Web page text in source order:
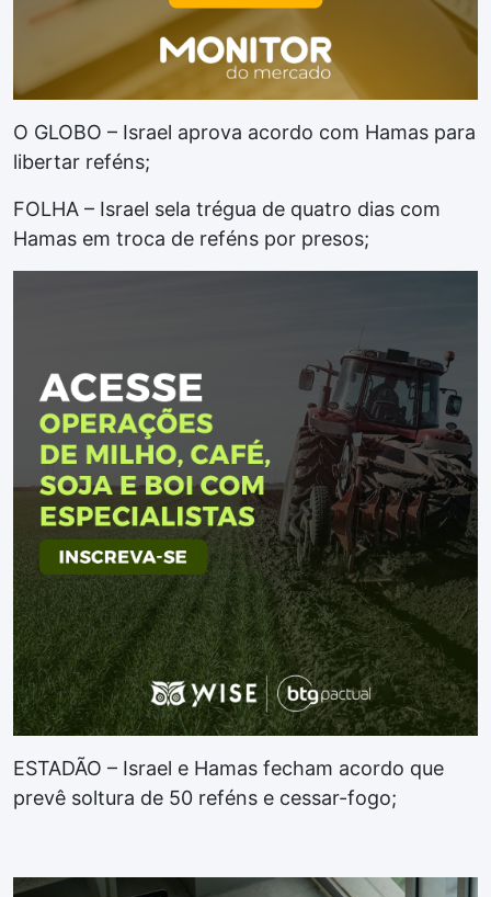
O GLOBO – Israel aprova acordo com Hamas para
libertar reféns;
FOLHA – Israel sela trégua de quatro dias com
Hamas em troca de reféns por presos;
ESTADÃO – Israel e Hamas fecham acordo que
prevê soltura de 50 reféns e cessar-fogo;